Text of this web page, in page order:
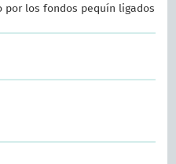
por los fondos pequín ligados